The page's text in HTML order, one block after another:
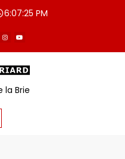
6:07:26 PM
la Brie